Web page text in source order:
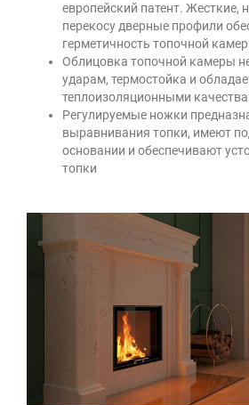
европейский патент. Жесткие,
перекосу дверные профили
герметичность топочной
Облицовка топочной камеры
ударам, термостойка и
теплоизоляционными
Регулируемые ножки
выравнивания топки, имеют
основании и обеспечивают
топки